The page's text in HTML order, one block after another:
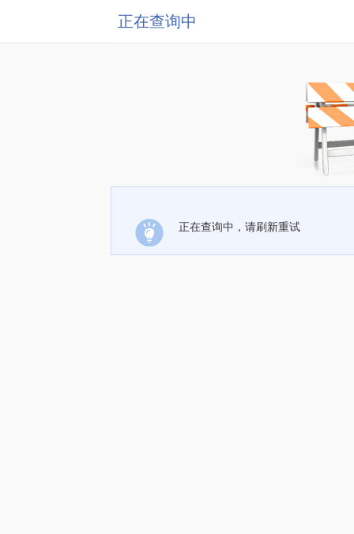
正在查询中
正在查询中，请刷新重试